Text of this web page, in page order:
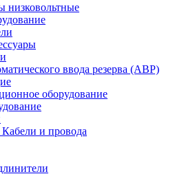
низковольтные
ввода резерва (АВР)
оборудование
Кабели и провода